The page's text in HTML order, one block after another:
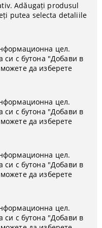
Adăugați produsul
putea selecta detaliile
цел.
си с бутона "Добави в
да изберете
цел.
си с бутона "Добави в
да изберете
цел.
си с бутона "Добави в
да изберете
цел.
си с бутона "Добави в